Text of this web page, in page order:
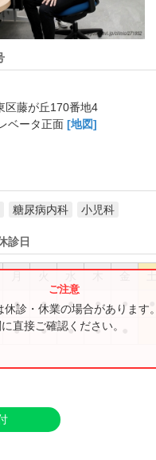
区藤が丘170番地4
ベータ正面 [地図]
糖尿病内科 小児科
診日
● ● ● ● ●
● ● ● ●
休診・休業の場合があります
直接ご確認ください。